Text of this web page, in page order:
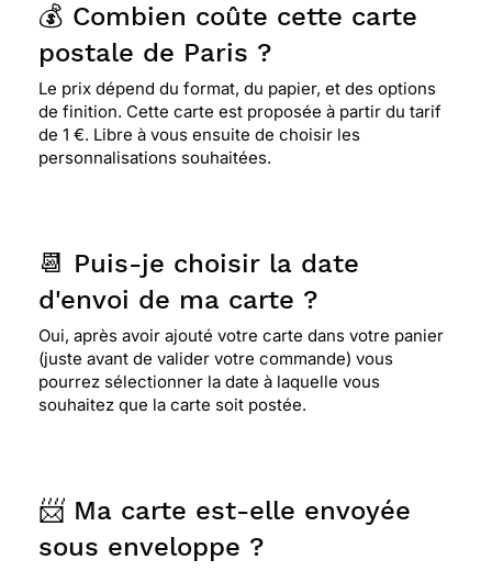
💰 Combien coûte cette carte
postale de Paris ?
Le prix dépend du format, du papier, et des options
de finition. Cette carte est proposée à partir du tarif
de 1 €. Libre à vous ensuite de choisir les
personnalisations souhaitées.
📆 Puis-je choisir la date
d'envoi de ma carte ?
Oui, après avoir ajouté votre carte dans votre panier
(juste avant de valider votre commande) vous
pourrez sélectionner la date à laquelle vous
souhaitez que la carte soit postée.
📨 Ma carte est-elle envoyée
sous enveloppe ?